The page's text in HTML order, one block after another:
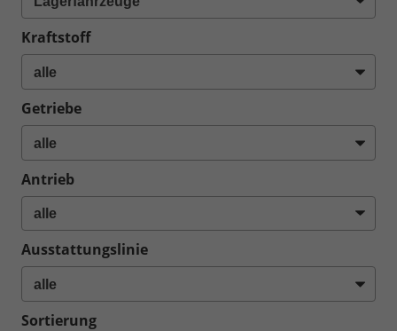
Kraftstoff
Getriebe
Antrieb
Ausstattungslinie
Sortierung